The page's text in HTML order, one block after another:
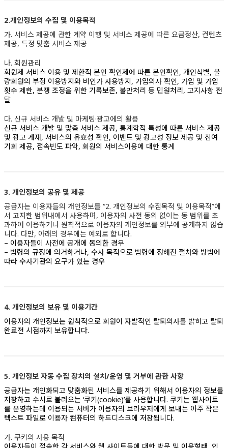
2.개인정보의 수집 및 이용목적
가. 서비스 제공에 관한 계약 이행 및 서비스 제공에 따른 요금정산, 컨텐츠
제공, 특정 맞춤 서비스 제공
나. 회원관리
회원제 서비스 이용 및 제한적 본인 확인제에 따른 본인확인, 개인식별, 불
량회원의 부정 이용방지와 비인가 사용방지, 가입의사 확인, 가입 및 가입
횟수 제한, 분쟁 조정을 위한 기록보존, 불만처리 등 민원처리, 고지사항 전
달
다. 신규 서비스 개발 및 마케팅·광고에의 활용
신규 서비스 개발 및 맞춤 서비스 제공, 통계학적 특성에 따른 서비스 제공
및 광고 게재, 서비스의 유효성 확인, 이벤트 및 광고성 정보 제공 및 참여
기회 제공, 접속빈도 파악, 회원의 서비스이용에 대한 통계
3. 개인정보의 공유 및 제공
공급자는 이용자들의 개인정보를 “2. 개인정보의 수집목적 및 이용목적”에
서 고지한 범위내에서 사용하며, 이용자의 사전 동의 없이는 동 범위를 초
과하여 이용하거나 원칙적으로 이용자의 개인정보를 외부에 공개하지 않습
니다. 다만, 아래의 경우에는 예외로 합니다.
– 이용자들이 사전에 공개에 동의한 경우
– 법령의 규정에 의거하거나, 수사 목적으로 법령에 정해진 절차와 방법에
따라 수사기관의 요구가 있는 경우
4. 개인정보의 보유 및 이용기간
이용자의 개인정보는 원칙적으로 회원이 자발적인 탈퇴의사를 밝히고 탈퇴
완료전 시점까지 보유합니다.
5. 개인정보 자동 수집 장치의 설치/운영 및 거부에 관한 사항
공급자는 개인화되고 맞춤화된 서비스를 제공하기 위해서 이용자의 정보를
저장하고 수시로 불러오는 ‘쿠키(cookie)’를 사용합니다. 쿠키는 웹사이트
를 운영하는데 이용되는 서버가 이용자의 브라우저에게 보내는 아주 작은
텍스트 파일로 이용자 컴퓨터의 하드디스크에 저장됩니다.
가. 쿠키의 사용 목적